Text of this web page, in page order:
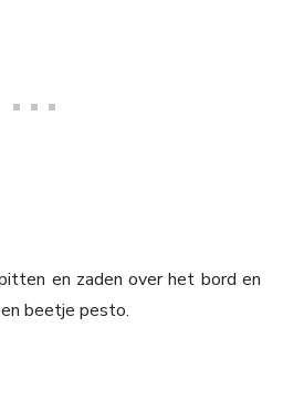
en zaden over het bord en
beetje pesto.